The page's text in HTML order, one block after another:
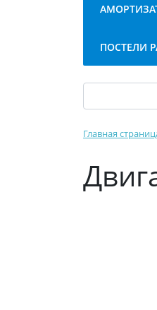
ПОСТЕЛИ
Главная